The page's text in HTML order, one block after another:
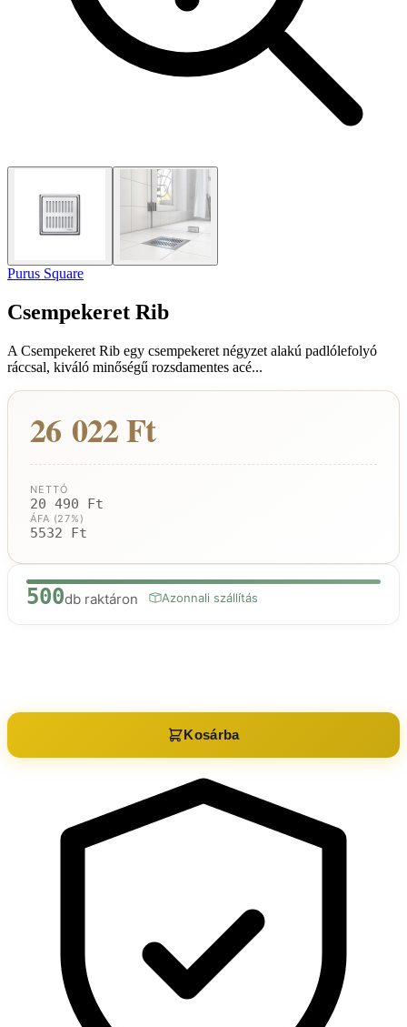
Purus Square
Csempekeret Rib
A Csempekeret Rib egy csempekeret négyzet alakú padlólefolyó
ráccsal, kiváló minőségű rozsdamentes acé...
26 022 Ft
NETTÓ
20 490 Ft
ÁFA (27%)
5532 Ft
500db raktáron Azonnali szállítás
Kosárba